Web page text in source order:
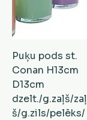
Puķu pods st.
Conan H13cm
D13cm
dzelt./g.zaļš/zaļ
š/g.zils/pelēks/